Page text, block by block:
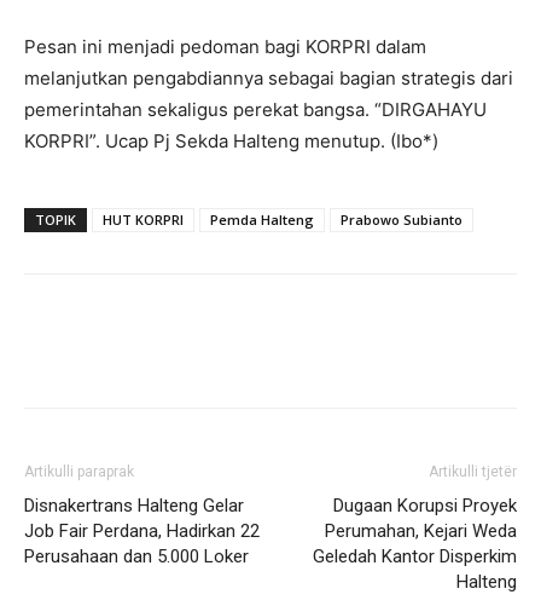
Pesan ini menjadi pedoman bagi KORPRI dalam
melanjutkan pengabdiannya sebagai bagian strategis dari
pemerintahan sekaligus perekat bangsa. “DIRGAHAYU
KORPRI”. Ucap Pj Sekda Halteng menutup. (Ibo*)
TOPIK HUT KORPRI Pemda Halteng Prabowo Subianto
Artikulli paraprak
Disnakertrans Halteng Gelar
Job Fair Perdana, Hadirkan 22
Perusahaan dan 5.000 Loker
Artikulli tjetër
Dugaan Korupsi Proyek
Perumahan, Kejari Weda
Geledah Kantor Disperkim
Halteng